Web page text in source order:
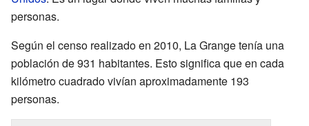
personas.
Según el censo realizado en 2010, La Grange tenía una
población de 931 habitantes. Esto significa que en cada
kilómetro cuadrado vivían aproximadamente 193
personas.